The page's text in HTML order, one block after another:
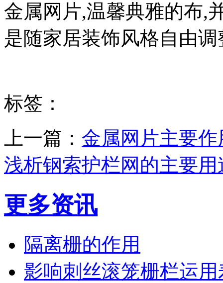
金属网片,温馨典雅的布,
是随家居装饰风格自由调
标签：
上一篇： 金属网片主要
浅析钢索护栏网的主要用
更多资讯
隔离栅的作用
影响刺丝滚笼栅栏运